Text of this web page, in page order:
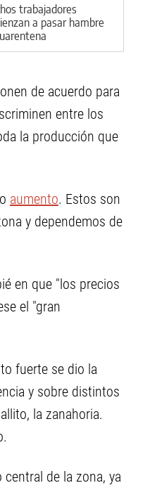
trabajadores
a pasar hambre
de acuerdo para
entre los
la producción que
aumento. Estos son
y dependemos de
en que "los precios
el "gran
fuerte se dio la
y sobre distintos
la zanahoria.
de la zona, ya